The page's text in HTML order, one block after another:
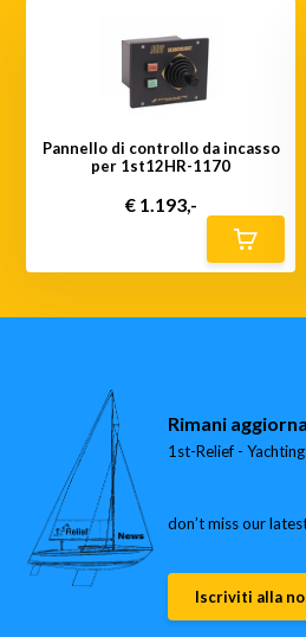
Pannello di controllo da incasso
per 1st12HR-1170
€ 1.193,-
Rimani
1st-Relief -
don’t miss our
Iscriviti alla